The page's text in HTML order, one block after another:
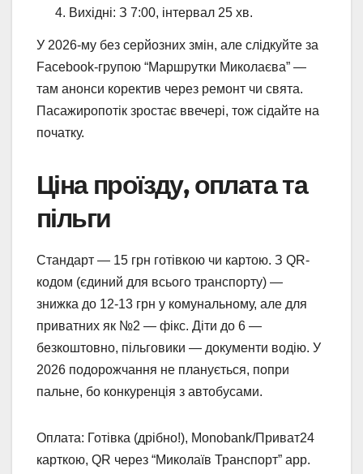
Вихідні: З 7:00, інтервал 25 хв.
У 2026-му без серйозних змін, але слідкуйте за
Facebook-групою “Маршрутки Миколаєва” —
там анонси коректив через ремонт чи свята.
Пасажиропотік зростає ввечері, тож сідайте на
початку.
Ціна проїзду, оплата та
пільги
Стандарт — 15 грн готівкою чи картою. З QR-
кодом (єдиний для всього транспорту) —
знижка до 12-13 грн у комунальному, але для
приватних як №2 — фікс. Діти до 6 —
безкоштовно, пільговики — документи водію. У
2026 подорожчання не планується, попри
пальне, бо конкуренція з автобусами.
Оплата: Готівка (дрібно!), Monobank/Приват24
карткою, QR через “Миколаїв Транспорт” app.